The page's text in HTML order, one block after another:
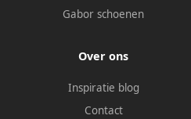
Gabor schoenen
Over ons
Inspiratie blog
Contact